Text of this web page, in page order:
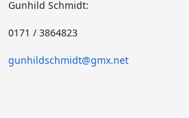
Gunhild Schmidt:
0171 / 3864823
gunhildschmidt@gmx.net